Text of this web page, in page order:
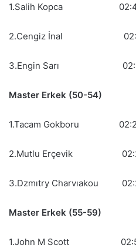
1.Salih Kopca
2.Cengiz İnal
3.Engin Sarı
Master Erkek (50-54)
1.Tacam Gokboru
2.Mutlu Erçevik
3.Dzmıtry Charvıakou
Master Erkek (55-59)
1.John M Scott